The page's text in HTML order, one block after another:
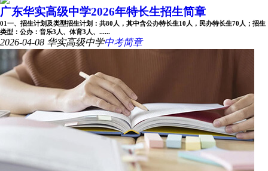
广东华实高级中学2026年特长生招生简章
01一、招生计划及类型招生计划：共80人，其中含公办特长生10人，民办特长生70人；招生
类型：公办：音乐3人、体育3人、......
2026-04-08 华实高级中学中考简章